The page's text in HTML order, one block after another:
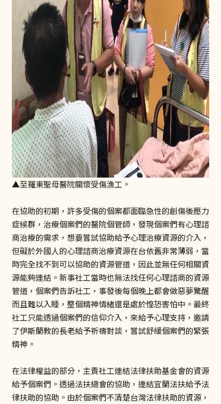
▲至羅東聖母醫院關懷受傷漁工。
在協助的初期，許多受傷的個案都面臨急性的創傷後壓力
症候群，治療個案們的醫院個管師，發現個案們有心理諮
商治療的需求，想要嘗試協助給予心理治療資源的介入，
但礙於外國人的心理諮商治療資源在台依舊非常薄弱，當
時完全找不到可以協助的資源管道，因此並無任何相關資
源能夠連結。新事社工當時也無法找任何心理諮商的資源
管道，個案們告訴社工，事發後每個晚上都會做惡夢驚醒
而且難以入睡，整個精神情緒還是處於惶恐害怕中。最終
社工只能透過個案們的信仰介入，來給予心理支持，邀請
了伊斯蘭教的長老給予祈禱對談，嘗試舒緩個案們的緊張
精神。
在法律權益的部分，主責社工連結法律扶助基金會的資源
給予個案們。透過法扶總會的協助，連結宜蘭法扶給予法
律扶助的協助。由於個案們不清楚台灣法律扶助的資源，